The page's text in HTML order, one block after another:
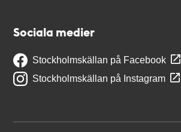
Sociala medier
Stockholmskällan på Facebook
Stockholmskällan på Instagram